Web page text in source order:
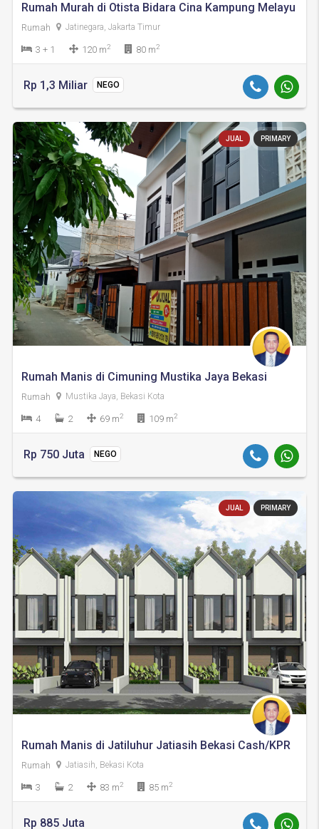
Rumah Murah di Otista Bidara Cina Kampung Melayu
Rumah Jatinegara, Jakarta Timur
3 + 1 120 m2 80 m2
Rp 1,3 Miliar NEGO
JUAL PRIMARY
Rumah Manis di Cimuning Mustika Jaya Bekasi
Rumah Mustika Jaya, Bekasi Kota
4 2 69 m2 109 m2
Rp 750 Juta NEGO
JUAL PRIMARY
Rumah Manis di Jatiluhur Jatiasih Bekasi Cash/KPR
Rumah Jatiasih, Bekasi Kota
3 2 83 m2 85 m2
Rp 885 Juta